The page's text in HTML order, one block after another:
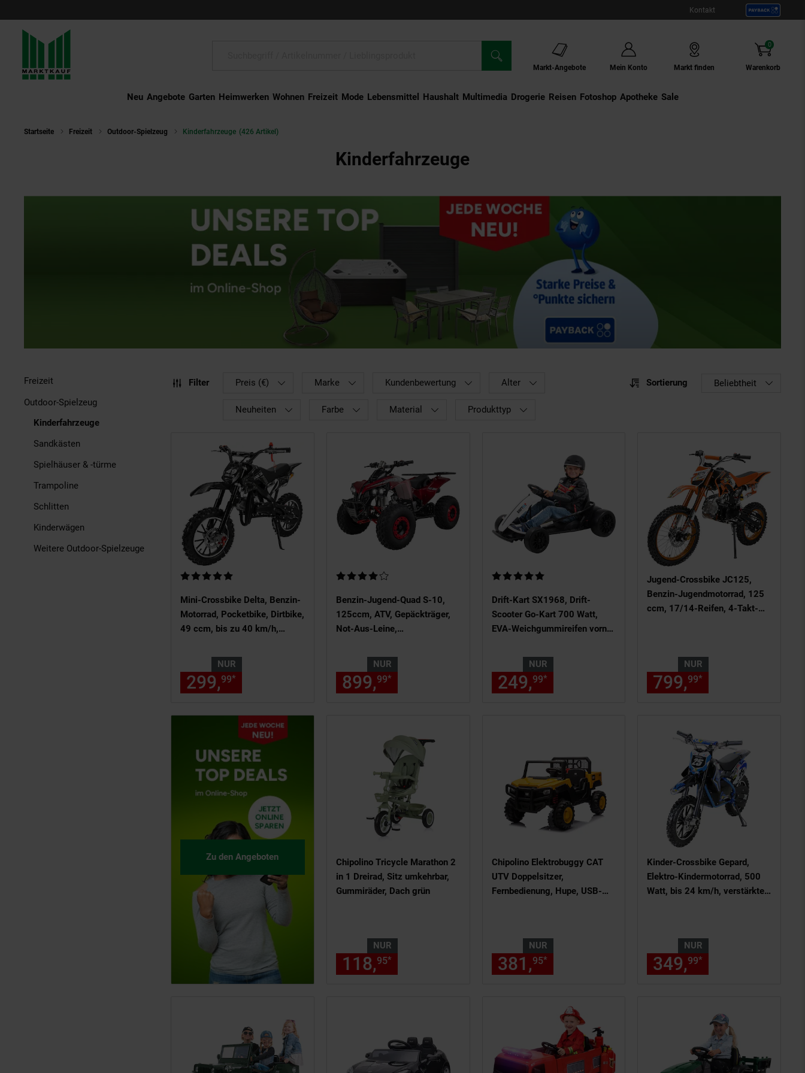
Kontakt
Markt-Angebote Mein Konto Markt finden Warenkorb
0
Artikel
Neu Angebote Garten Heimwerken Wohnen Freizeit Mode Lebensmittel Haushalt Multimedia Drogerie Externer Link:
Reisen Externer Link:
Fotoshop Externer Link:
Apotheke Sale
Startseite Freizeit Outdoor-Spielzeug Kinderfahrzeuge (426 Artikel)
Kinderfahrzeuge
Freizeit
Outdoor-Spielzeug
Kinderfahrzeuge
Sandkästen
Spielhäuser & -türme
Trampoline
Schlitten
Kinderwägen
Weitere Outdoor-Spielzeuge
Filter Preis (€) Marke Kundenbewertung Alter
Neuheiten Farbe Material Produkttyp
Sortierung Beliebtheit
Mini-Crossbike Delta, Benzin-
Motorrad, Pocketbike, Dirtbike,
49 ccm, bis zu 40 km/h,
Kundenbewertung: 5 von 5 Sternen
NUR
299,99* € Sternchen Fußnote, Details am Seitenende
Benzin-Jugend-Quad S-10,
125ccm, ATV, Gepäckträger,
Not-Aus-Leine,
Scheibenbremse
(Metallic/Rot)
Kundenbewertung: 4 von 5 Sternen
NUR
899,99* € Sternchen Fußnote, Details am
Drift-Kart SX1968, Drift-
Scooter Go-Kart 700 Watt,
EVA-Weichgummireifen vorne,
Kundenbewertung: 5 von 5 Sternen
NUR
249,99* € Sternchen
Jugend-Crossbike JC125,
Benzin-Jugendmotorrad, 125
ccm, 17/14-Reifen, 4-Takt-
NUR
799,99*
Zu den Angeboten
Chipolino Tricycle Marathon 2
in 1 Dreirad, Sitz umkehrbar,
Gummiräder, Dach grün
NUR
118,95* € Sternchen Fußnote, Details am
Chipolino Elektrobuggy CAT
UTV Doppelsitzer,
Fernbedienung, Hupe, USB-
NUR
381,95* € Sternchen
Kinder-Crossbike Gepard,
Elektro-Kindermotorrad, 500
Watt, bis 24 km/h, verstärkte
NUR
349,99*